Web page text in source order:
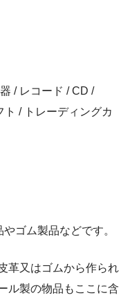
/ レコード / CD /
ト / トレーディングカ
ゴム製品などです。
革又はゴムから作られ
ル製の物品もここに含